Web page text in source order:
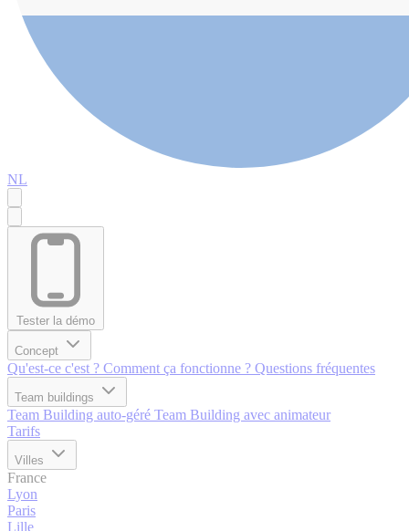
NL
Tester la démo
Concept
Qu'est-ce c'est ? Comment ça fonctionne ? Questions fréquentes
Team buildings
Team Building auto-géré Team Building avec animateur
Tarifs
Villes
France
Lyon
Paris
Lille